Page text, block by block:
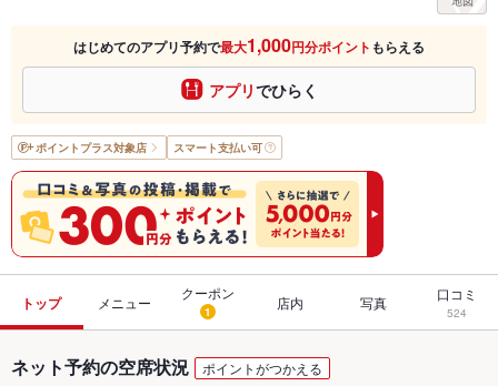
はじめてのアプリ予約で最大1,000円分ポイント もらえる
アプリでひらく
ポイントプラス対象店 スマート支払い可
トップ メニュー
クーポン
1 店内 写真 口コミ
524
ネット予約の空席状況 ポイントがつかえる